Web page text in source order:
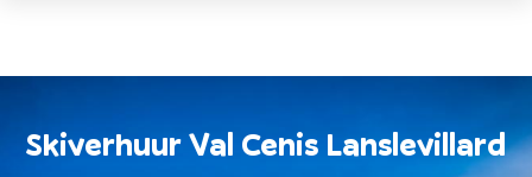
SkiverhuurVal Cenis Lanslevillard